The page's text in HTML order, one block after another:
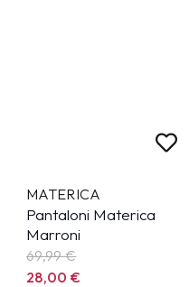
MATERICA
Pantaloni Materica
Marroni
69,99€
28,00€